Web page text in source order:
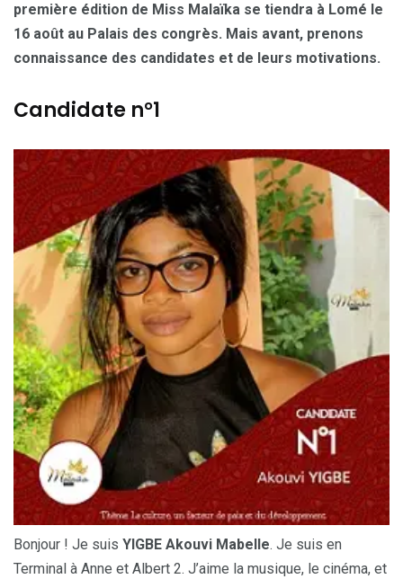
première édition de Miss Malaïka se tiendra à Lomé le
16 août au Palais des congrès. Mais avant, prenons
connaissance des candidates et de leurs motivations.
Candidate n°1
Bonjour ! Je suis YIGBE Akouvi Mabelle. Je suis en
Terminal à Anne et Albert 2. J’aime la musique, le cinéma, et